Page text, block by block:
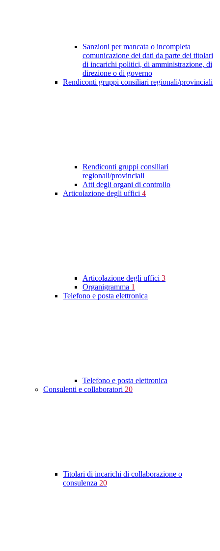
Sanzioni per mancata o incompleta
comunicazione dei dati da parte dei titolari
di incarichi politici, di amministrazione, di
direzione o di governo
Rendiconti gruppi consiliari regionali/provinciali
Rendiconti gruppi consiliari
regionali/provinciali
Atti degli organi di controllo
Articolazione degli uffici 4
Articolazione degli uffici 3
Organigramma 1
Telefono e posta elettronica
Telefono e posta elettronica
Consulenti e collaboratori 20
Titolari di incarichi di collaborazione o
consulenza 20